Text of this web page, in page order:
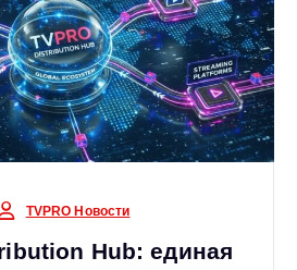
TVPRO Новости
Hub: единая